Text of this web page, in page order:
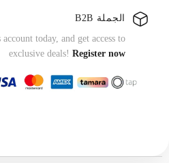
الجملة B2B
account today, and get access to
exclusive deals! Register now